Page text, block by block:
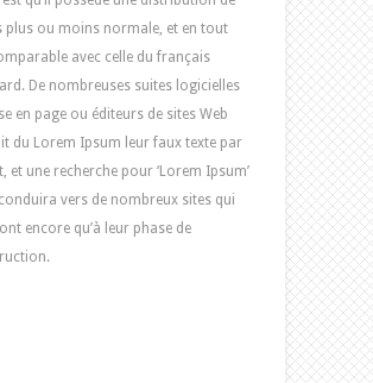
plus ou moins normale, et en tout
avec celle du français
De nombreuses suites logicielles
en page ou éditeurs de sites Web
du Lorem Ipsum leur faux texte par
et une recherche pour ‘Lorem Ipsum’
vers de nombreux sites qui
encore qu’à leur phase de